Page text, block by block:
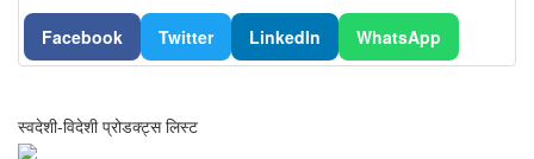
Facebook Twitter LinkedIn WhatsApp
स्वदेशी-विदेशी प्रोडक्ट्स लिस्ट